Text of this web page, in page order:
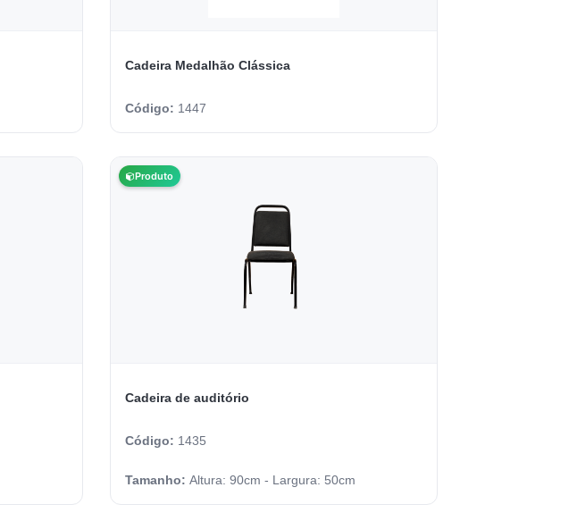
Cadeira Medalhão Clássica
Código: 1447
Produto
Cadeira de auditório
Código: 1435
Tamanho: Altura: 90cm - Largura: 50cm